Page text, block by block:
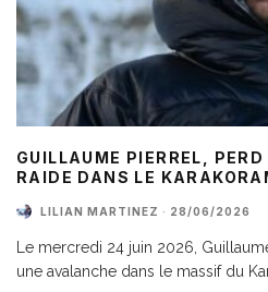
GUILLAUME PIERREL,
RAIDE DANS LE
LILIAN MARTINEZ · 28/06/2026
Le mercredi 24 juin 2026,
une avalanche dans le massif du